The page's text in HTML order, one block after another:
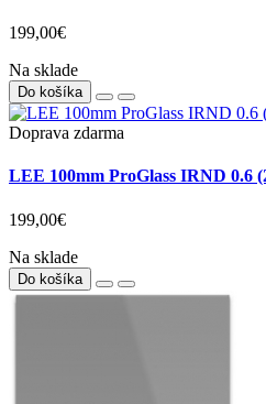
199,00€
Na sklade
Do košíka
Doprava zdarma
LEE 100mm ProGlass IRND 0.6
199,00€
Na sklade
Do košíka